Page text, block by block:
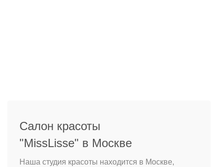
Салон красоты
"MissLisse" в Москве
Наша студия красоты находится в Москве,